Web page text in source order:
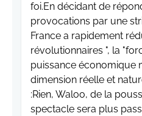
foi.En décidant de
provocations par une
France a rapidement
révolutionnaires ", la
puissance économique
dimension réelle et
:Rien, Waloo, de la
spectacle sera plus